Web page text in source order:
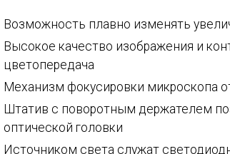
Возможность плавно изменять
Высокое качество изображения и
цветопередача
Механизм фокусировки микроскопа
Штатив с поворотным держателем
оптической головки
Источником света служат